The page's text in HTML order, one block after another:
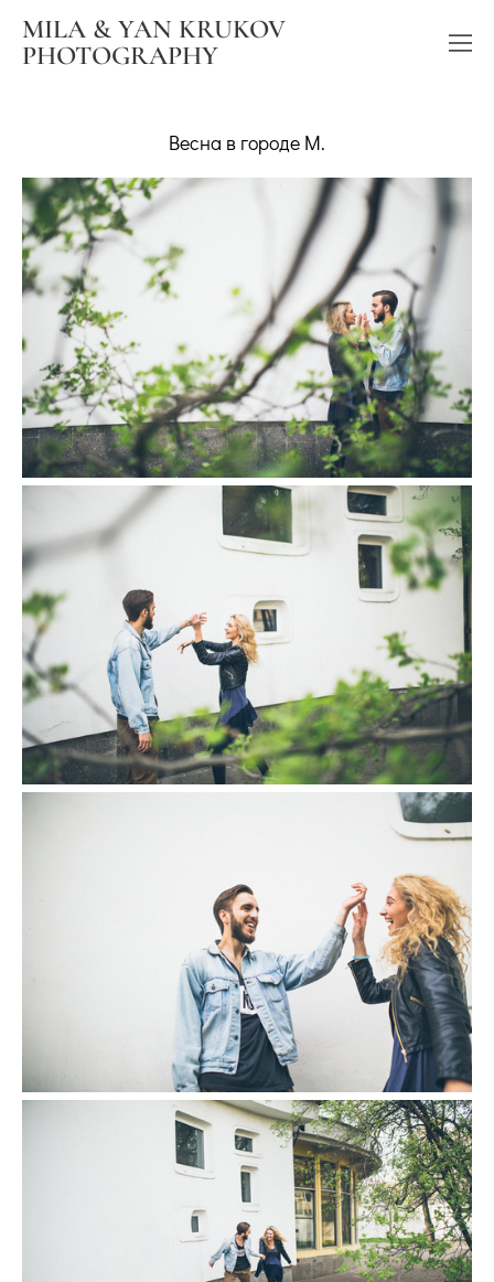
MILA & YAN KRUKOV
PHOTOGRAPHY
Весна в городе М.